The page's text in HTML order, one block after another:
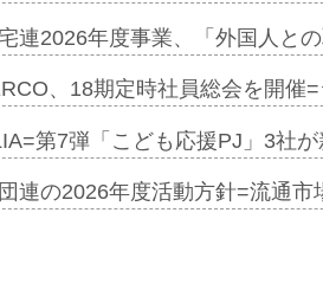
開始=三協…
分譲M専用…
連2026年度事業、「外国人と
、18期定時社員総会を開催
第7弾「こども応援PJ」3社
連の2026年度活動方針=流通